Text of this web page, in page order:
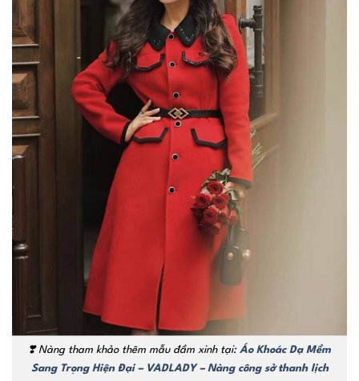
❣️Nàng tham khảo thêm mẫu đầm xinh tại: Áo Khoác Dạ Mềm
Sang Trọng Hiện Đại – VADLADY – Nàng công sở thanh lịch